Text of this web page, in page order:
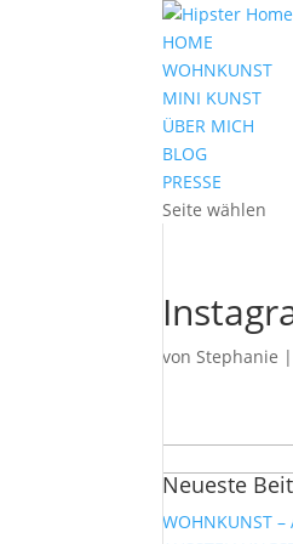
HOME
WOHNKUNST
MINI KUNST
ÜBER MICH
BLOG
PRESSE
Seite wählen
vonStephanie
nach:
Neueste
WOHNKUNST –